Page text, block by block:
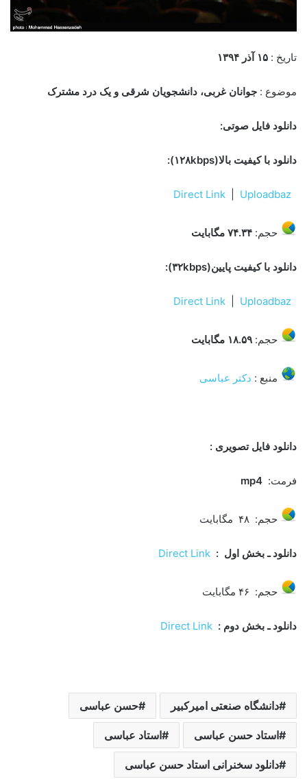
تاریخ : ۱۵ آذر ۱۳۹۴
موضوع : جوانان غربی، دانشجویان شرقی و یک درد مشترک
دانلود فایل صوتی:
دانلود با کیفیت بالا(۱۲۸kbps):
Direct Link Uploadbaz
حجم: ۷۴.۳۴ مگابایت
دانلود با کیفیت پایین(۳۲kbps):
Direct Link Uploadbaz
حجم: ۱۸.۵۹ مگابایت
منبع : دکتر عباسی
دانلود فایل تصویری :
فرمت: mp4
حجم: ۴۸ مگابایت
دانلود ـ بخش اول :
Direct Link
حجم: ۴۶ مگابایت
دانلود ـ بخش دوم : Direct Link
دانشگاه صنعتی امیرکبیر حسن عباسی
استاد حسن عباسی استاد عباسی
دانلود سخنرانی استاد حسن عباسی